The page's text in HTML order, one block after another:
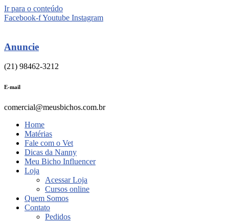
Ir para o conteúdo
Facebook-fYoutube Instagram
Anuncie
(21) 98462-3212
E-mail
comercial@meusbichos.com.br
Home
Matérias
Fale com o Vet
Dicas da Nanny
Meu Bicho Influencer
Loja
Acessar Loja
Cursos online
Quem Somos
Contato
Pedidos